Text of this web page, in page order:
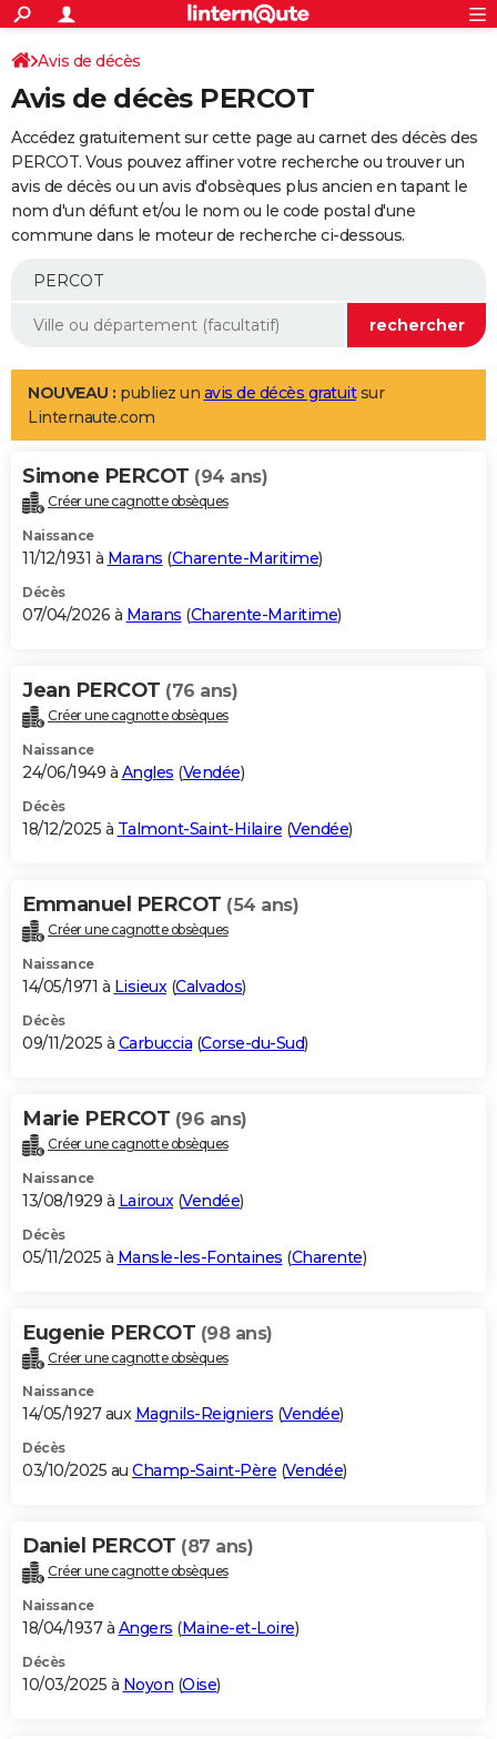
ACTUALITÉS
Politique
Société
Faits Divers
Education
Monde
Villes
+
SPORT
Coupe du monde 2026
Football
Tennis
Cyclisme
Rugby
Forum
Programme TV
TNT
Streaming
Cinéma
Sorties cinéma
Musique
+
FINANCE
Retraite
Epargne
Immobilier
Risques naturels par ville
Banque
Assurance
AUTO
Essais
Réserver un essai
Citadines
Berlines
SUV
Forum auto
+
Mobiles
Meilleur smartphone
Internet
Ordinateurs
Jeux vidéo
Guide high-tech
Aménagement intérieur
LIFESTYLE
Art de vivre
Bien-être
Loisirs
Mode
Modes de vie
Alimentation
Guide de la santé
Maladies
Médicaments
Sommeil
VOYAGE
Destinations
City break
Voyage nature
Voyage de noces
Forum
Climat
+PHOTO
GUIDES D'ACHAT
BONS PLANS
Carte de Noël
Carte Bonne année
Carte Saint-Valentin
Carte Pâques
Carte d'anniversaire
DICTIONNAIRE
Dictionnaire
Biographies
Citations
Expressions
Proverbes
PROGRAMME TV
S'inscrire
Se connecter
Lycées
Collèges
Primaires
Universités
Entreprises
Service militaire
Avis de recherche
AVIS DE DÉCÈS
Bricolage
Lifestyle
Culture
Sport
Auto
Television
Voyage
Cinema
Avis de décès
Avis de décès PERCOT
Accédez gratuitement sur cette page au carnet des décès des
PERCOT. Vous pouvez affiner votre recherche ou trouver un
avis de décès ou un avis d'obsèques plus ancien en tapant le
nom d'un défunt et/ou le nom ou le code postal d'une
commune dans le moteur de recherche ci-dessous.
NOUVEAU : publiez un avis de décès gratuitsur
Linternaute.com
Simone PERCOT (94 ans)
Créer une cagnotte obsèques
Naissance
11/12/1931 à Marans (Charente-Maritime)
Décès
07/04/2026 à Marans (Charente-Maritime)
Jean PERCOT (76 ans)
Créer une cagnotte obsèques
Naissance
24/06/1949 à Angles (Vendée)
Décès
18/12/2025 à Talmont-Saint-Hilaire (Vendée)
Emmanuel PERCOT (54 ans)
Créer une cagnotte obsèques
Naissance
14/05/1971 à Lisieux(Calvados)
Décès
09/11/2025 à Carbuccia (Corse-du-Sud)
Marie PERCOT (96 ans)
Créer une cagnotte obsèques
Naissance
13/08/1929 à Lairoux (Vendée)
Décès
05/11/2025 à Mansle-les-Fontaines (Charente)
Eugenie PERCOT (98 ans)
Créer une cagnotte obsèques
Naissance
14/05/1927 aux Magnils-Reigniers (Vendée)
Décès
03/10/2025 au Champ-Saint-Père (Vendée)
Daniel PERCOT (87 ans)
Créer une cagnotte obsèques
Naissance
18/04/1937 à Angers (Maine-et-Loire)
Décès
10/03/2025 à Noyon (Oise)